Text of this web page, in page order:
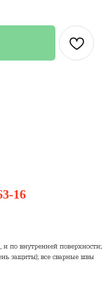
16
по внутренней поверхности;
защиты); все сварные швы